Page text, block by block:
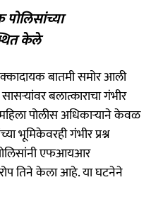
केले
बातमी समोर आली
बलात्काराचा गंभीर
पोलीस अधिकाऱ्याने केवळ
भूमिकेवरही गंभीर प्रश्न
एफआयआर
तिने केला आहे. या घटनेने